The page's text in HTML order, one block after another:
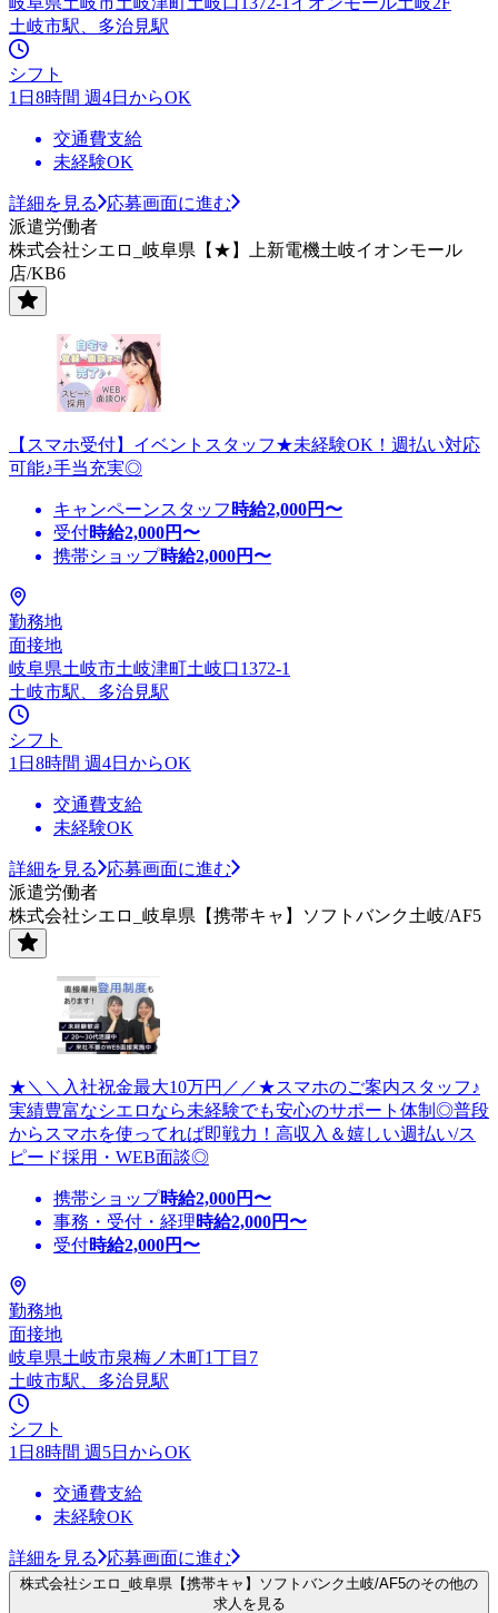
土岐市駅、多治見駅
シフト
1日8時間 週4日からOK
交通費支給
未経験OK
詳細を見る
応募画面に進む
派遣労働者
株式会社シエロ_岐阜県【★】上新電機土岐イオンモール
店/KB6
【スマホ受付】イベントスタッフ★未経験OK！週払い対応
可能♪手当充実◎
キャンペーンスタッフ 時給2,000円〜
受付時給2,000円〜
携帯ショップ時給2,000円〜
勤務地
面接地
岐阜県土岐市土岐津町土岐口1372-1
土岐市駅、多治見駅
シフト
1日8時間 週4日からOK
交通費支給
未経験OK
詳細を見る
応募画面に進む
派遣労働者
株式会社シエロ_岐阜県【携帯キャ】ソフトバンク土岐/AF5
★＼＼入社祝金最大10万円／／★スマホのご案内スタッフ♪
実績豊富なシエロなら未経験でも安心のサポート体制◎普段
からスマホを使ってれば即戦力！高収入＆嬉しい週払い/ス
ピード採用・WEB面談◎
携帯ショップ時給2,000円〜
事務・受付・経理時給2,000円〜
受付時給2,000円〜
勤務地
面接地
岐阜県土岐市泉梅ノ木町1丁目7
土岐市駅、多治見駅
シフト
1日8時間 週5日からOK
交通費支給
未経験OK
詳細を見る 応募画面に進む
株式会社シエロ_岐阜県【携帯キャ】ソフトバンク土岐/AF5のその他の
求人を見る